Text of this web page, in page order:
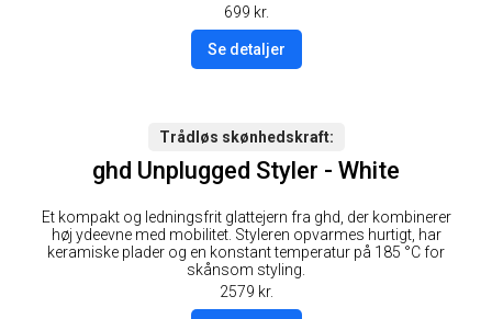
699 kr.
Se detaljer
Trådløs skønhedskraft
ghd Unplugged Styler - White
Et kompakt og ledningsfrit glattejern fra ghd, der kombinerer
høj ydeevne med mobilitet. Styleren opvarmes hurtigt, har
keramiske plader og en konstant temperatur på 185 °C for
skånsom styling.
2579 kr.